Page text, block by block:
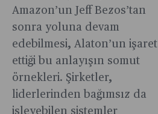
Amazon’un Jeff Bezos’tan
sonra yoluna devam
edebilmesi, Alaton’un işaret
ettiği bu anlayışın somut
örnekleri. Şirketler,
liderlerinden bağımsız da
işleyebilen sistemler